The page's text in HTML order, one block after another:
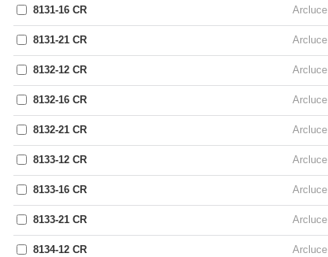
8131-16 CR Arcluce
8131-21 CR Arcluce
8132-12 CR Arcluce
8132-16 CR Arcluce
8132-21 CR Arcluce
8133-12 CR Arcluce
8133-16 CR Arcluce
8133-21 CR Arcluce
8134-12 CR Arcluce